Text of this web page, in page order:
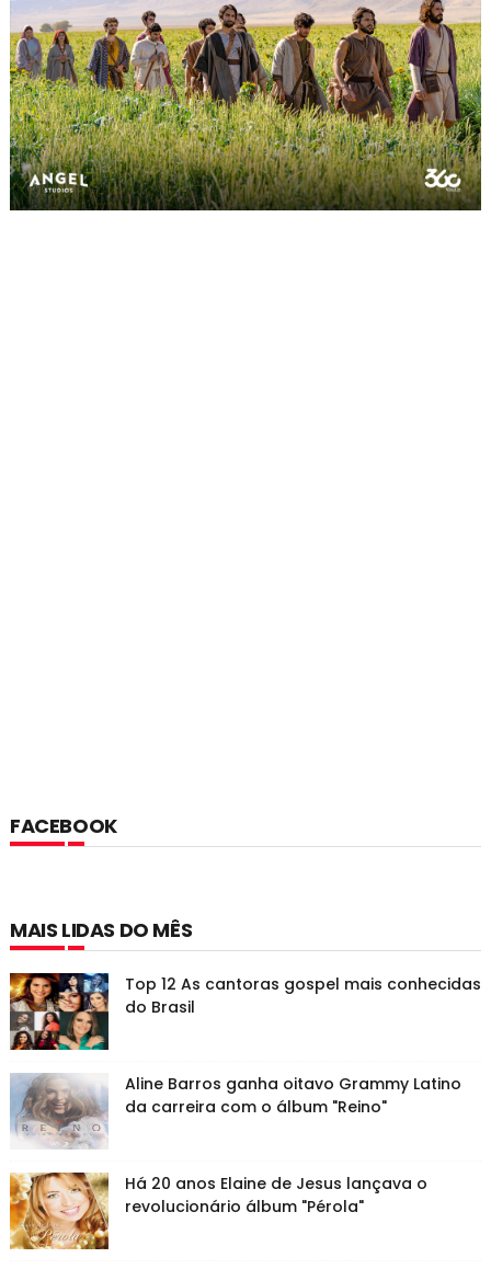
FACEBOOK
MAIS LIDAS DO MÊS
Top 12 As cantoras gospel mais conhecidas
do Brasil
Aline Barros ganha oitavo Grammy Latino
da carreira com o álbum "Reino"
Há 20 anos Elaine de Jesus lançava o
revolucionário álbum "Pérola"